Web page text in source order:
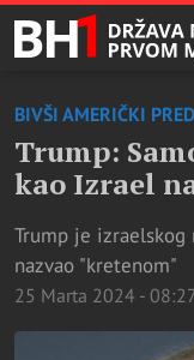
BIVŠI AMERIČKI
Trump:
kao Izrael
Trump je izraelskog
nazvao "kretenom"
25 Marta 2024 -